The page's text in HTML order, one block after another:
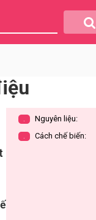
. Nguyên liệu:
. Cách chế biến: